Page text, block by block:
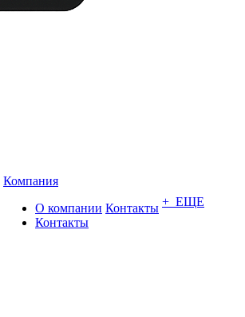
Компания
О компании
Контакты
Контакты + ЕЩЕ